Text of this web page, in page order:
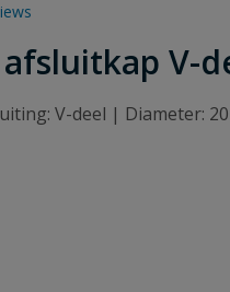
V-
V-deel | Diameter: